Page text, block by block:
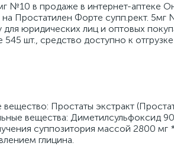
№10 в продаже в интернет-аптеке
Простатилен Форте супп.рект. 5мг
для юридических лиц и оптовых
545 шт., средство доступно к
Простаты экстракт
вещества: Диметилсульфоксид
суппозитория массой 2800
глицина.